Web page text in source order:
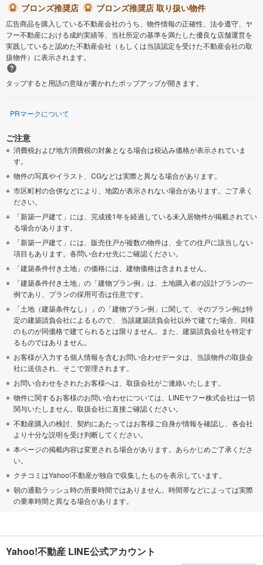
ブロンズ推奨店
ブロンズ推奨店 取り扱い物件
広告商品を購入している不動産会社のうち、物件情報の正確性、法令遵守、ヤ
フー不動産における成約実績等、当社所定の基準を満たした優良な店舗運営を
実践していると認めた不動産会社（もしくは当該認定を受けた不動産会社の取
扱物件）に表示されます。
タップすると用語の意味が書かれたポップアップが開きます。
PRマークについて
ご注意
消費税および地方消費税の対象となる場合は税込み価格が表示されていま
す。
物件の写真やイラスト、CGなどは実際と異なる場合があります。
市区町村の合併などにより、地図が表示されない場合があります。ご了承く
ださい。
「新築一戸建て」には、完成後1年を経過している未入居物件が掲載されてい
る場合があります。
「新築一戸建て」には、販売住戸が複数の物件は、全ての住戸に該当しない
項目もあります。各問い合わせ先にご確認ください。
「建築条件付き土地」の価格には、建物価格は含まれません。
「建築条件付き土地」の「建物プラン例」は、土地購入者の設計プランの一
例であり、プランの採用可否は任意です。
「土地（建築条件なし）」の「建物プラン例」に関して、そのプラン例は特
定の建築請負会社によるもので、 当該建築請負会社以外で建てた場合、同様
のものが同価格で建てられるとは限りません。また、建築請負会社を特定す
るものではありません。
お客様が入力する個人情報を含むお問い合わせデータは、当該物件の取扱会
社に送信され、そこで管理されます。
お問い合わせをされたお客様へは、取扱会社がご連絡いたします。
物件に関するお客様のお問い合わせについては、LINEヤフー株式会社は一切
関与いたしません。取扱会社に直接ご確認ください。
不動産購入の検討、契約にあたってはお客様ご自身が情報を確認し、各会社
より十分な説明を受け判断してください。
本ページの掲載内容は変更される場合があります。あらかじめご了承くださ
い。
クチコミはYahoo!不動産が独自で収集したものを表示しています。
朝の通勤ラッシュ時の所要時間ではありません。時間帯などによっては実際
の乗車時間と異なる場合があります。
Yahoo!不動産 LINE公式アカウント